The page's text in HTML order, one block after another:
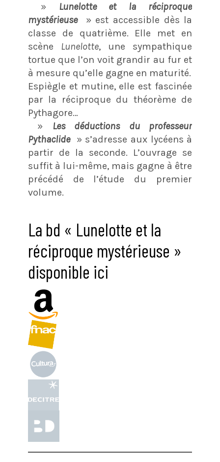
»
Lunelotte et la réciproque
mystérieuse» est accessible dès la
classe de quatrième. Elle met en
scène Lunelotte, une sympathique
tortue que l’on voit grandir au fur et
à mesure qu’elle gagne en maturité.
Espiègle et mutine, elle est fascinée
par la réciproque du théorème de
Pythagore…
» Les déductions du professeur
Pythaclide» s’adresse aux lycéens à
partir de la seconde. L’ouvrage se
suffit à lui-même, mais gagne à être
précédé de l’étude du premier
volume.
La bd « Lunelotte et la
réciproque mystérieuse »
disponible ici